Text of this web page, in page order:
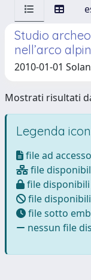
Studio
nell’arco
2010-01-01
Mostrati risultati
Legenda
file ad
file
file
file
file sotto
nessun file